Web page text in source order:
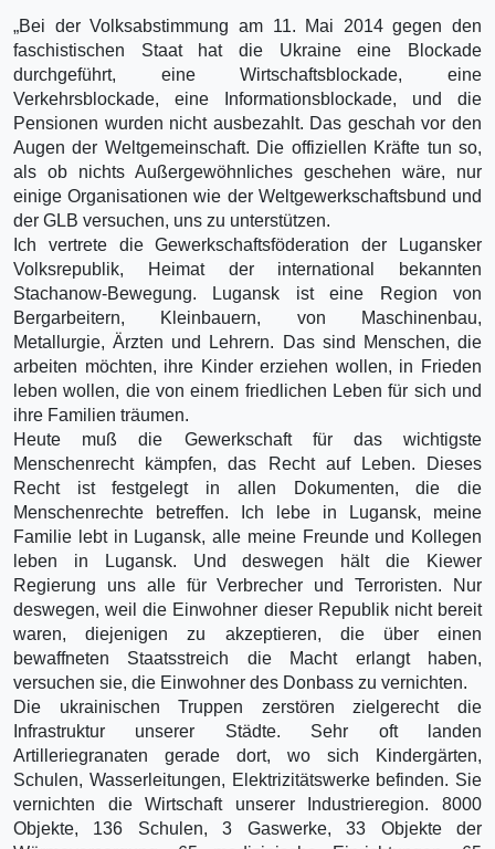
„Bei der Volksabstimmung am 11. Mai 2014 gegen den
faschistischen Staat hat die Ukraine eine Blockade
durchgeführt, eine Wirtschaftsblockade, eine
Verkehrsblockade, eine Informationsblockade, und die
Pensionen wurden nicht ausbezahlt. Das geschah vor den
Augen der Weltgemeinschaft. Die offiziellen Kräfte tun so,
als ob nichts Außergewöhnliches geschehen wäre, nur
einige Organisationen wie der Weltgewerkschaftsbund und
der GLB versuchen, uns zu unterstützen.
Ich vertrete die Gewerkschaftsföderation der Lugansker
Volksrepublik, Heimat der international bekannten
Stachanow-Bewegung. Lugansk ist eine Region von
Bergarbeitern, Kleinbauern, von Maschinenbau,
Metallurgie, Ärzten und Lehrern. Das sind Menschen, die
arbeiten möchten, ihre Kinder erziehen wollen, in Frieden
leben wollen, die von einem friedlichen Leben für sich und
ihre Familien träumen.
Heute muß die Gewerkschaft für das wichtigste
Menschenrecht kämpfen, das Recht auf Leben. Dieses
Recht ist festgelegt in allen Dokumenten, die die
Menschenrechte betreffen. Ich lebe in Lugansk, meine
Familie lebt in Lugansk, alle meine Freunde und Kollegen
leben in Lugansk. Und deswegen hält die Kiewer
Regierung uns alle für Verbrecher und Terroristen. Nur
deswegen, weil die Einwohner dieser Republik nicht bereit
waren, diejenigen zu akzeptieren, die über einen
bewaffneten Staatsstreich die Macht erlangt haben,
versuchen sie, die Einwohner des Donbass zu vernichten.
Die ukrainischen Truppen zerstören zielgerecht die
Infrastruktur unserer Städte. Sehr oft landen
Artilleriegranaten gerade dort, wo sich Kindergärten,
Schulen, Wasserleitungen, Elektrizitätswerke befinden. Sie
vernichten die Wirtschaft unserer Industrieregion. 8000
Objekte, 136 Schulen, 3 Gaswerke, 33 Objekte der